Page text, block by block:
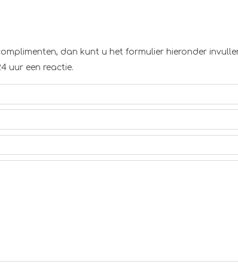
dan kunt u het formulier hieronder
uur een reactie.